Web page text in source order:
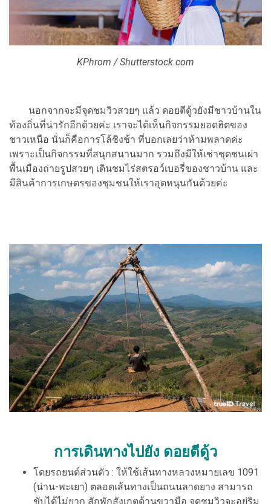
KPhrom / Shutterstock.com
นอกจากจะมีจุดชมวิวสวยๆ แล้ว ดอยตีดู้วยังมีชาวบ้านใน
ท้องถิ่นที่น่ารักอีกด้วยค่ะ เราจะได้เห็นกิจกรรมยอดฮิตของ
ชาวเหนือ นั่นก็คือการโล้ชิงช้า ที่บอกเลยว่าห้ามพลาดค่ะ
เพราะเป็นกิจกรรมที่สนุกสนานมาก รวมถึงมีให้เช่าชุดชนเผ่า
พื้นเมืองถ่ายรูปสวยๆ เดินชมไร่สตรอว์เบอรี่ของชาวบ้าน และ
มีสินค้าการเกษตรของชุมชนให้เราอุดหนุนกันด้วยค่ะ
การเดินทางไปยัง ดอยตีดู้ว
โดยรถยนต์ส่วนตัว : ให้ใช้เส้นทางหลวงหมายเลข 1091
(น่าน-พะเยา) ตลอดเส้นทางเป็นถนนลาดยาง สามารถ
ขับได้ไม่ยาก สักพักสังเกตด้านขวามือ จุดชมวิวจะอยู่ริม